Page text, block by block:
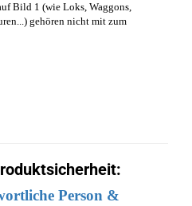
Bild 1 (wie Loks, Waggons,
gehören nicht mit zum
Person &